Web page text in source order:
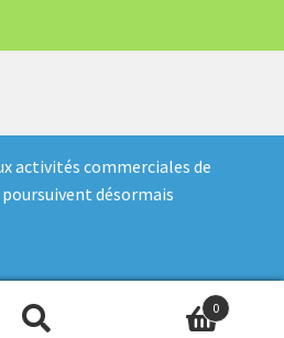
activités commerciales de
désormais
0